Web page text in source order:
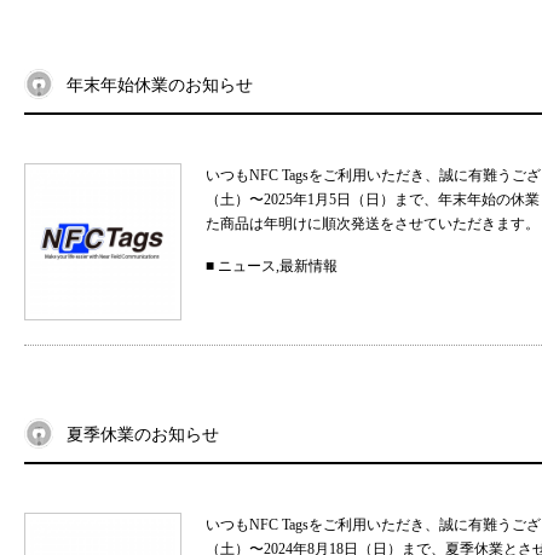
年末年始休業のお知らせ
いつもNFC Tagsをご利用いただき、誠に有難う
（土）〜2025年1月5日（日）まで、年末年始の
た商品は年明けに順次発送をさせていただきま
■ ニュース,最新情報
夏季休業のお知らせ
いつもNFC Tagsをご利用いただき、誠に有難う
（土）〜2024年8月18日（日）まで、夏季休業と